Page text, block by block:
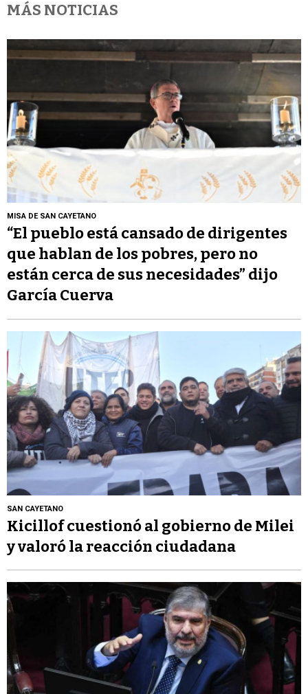
MÁS NOTICIAS
MISA DE SAN CAYETANO
“El pueblo está cansado de dirigentes
que hablan de los pobres, pero no
están cerca de sus necesidades” dijo
García Cuerva
SAN CAYETANO
Kicillof cuestionó al gobierno de Milei
y valoró la reacción ciudadana